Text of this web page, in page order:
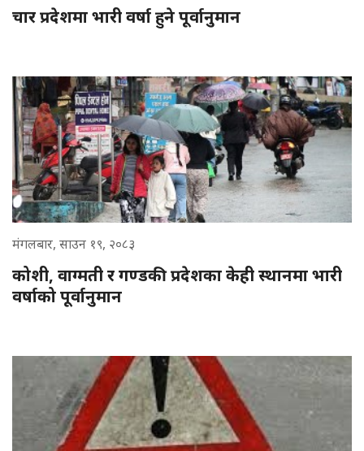
चार प्रदेशमा भारी वर्षा हुने पूर्वानुमान
मंगलबार, साउन १९, २०८३
कोशी, वाग्मती र गण्डकी प्रदेशका केही स्थानमा भारी
वर्षाको पूर्वानुमान